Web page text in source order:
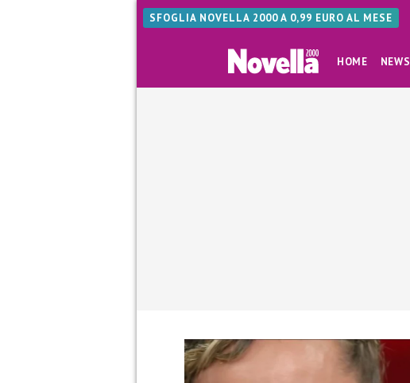
SFOGLIA NOVELLA 2000 A 0,99 EURO AL MESE
HOME NEWS